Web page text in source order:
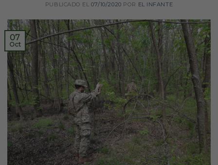
PUBLICADO EL07/10/2020 POR EL INFANTE
07
Oct